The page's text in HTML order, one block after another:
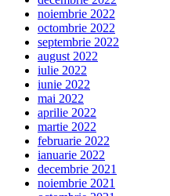
noiembrie 2022
octombrie 2022
septembrie 2022
august 2022
iulie 2022
iunie 2022
mai 2022
aprilie 2022
martie 2022
februarie 2022
ianuarie 2022
decembrie 2021
noiembrie 2021